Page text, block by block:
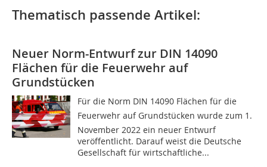
Thematisch passende Artikel:
Neuer Norm-Entwurf zur DIN 14090
Flächen für die Feuerwehr auf
Grundstücken
Für die Norm DIN 14090 Flächen für die
Feuerwehr auf Grundstücken wurde zum 1.
November 2022 ein neuer Entwurf
veröffentlicht. Darauf weist die Deutsche
Gesellschaft für wirtschaftliche...